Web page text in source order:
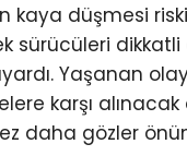
düşmesi
sürücüleri dikkatli
Yaşanan
karşı
daha gözler